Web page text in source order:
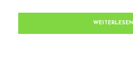
WEITERLESEN